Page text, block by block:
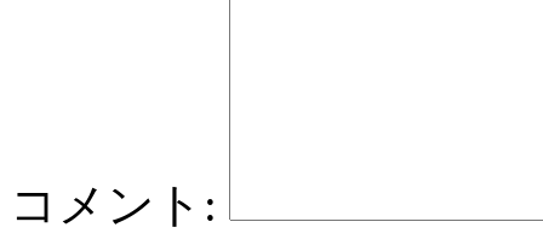
コメント: